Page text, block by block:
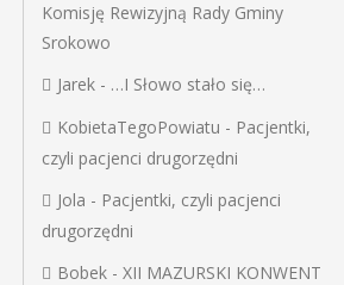
Komisję Rewizyjną Rady Gminy
Srokowo
Jarek - …I Słowo stało się…
KobietaTegoPowiatu - Pacjentki,
czyli pacjenci drugorzędni
Jola - Pacjentki, czyli pacjenci
drugorzędni
Bobek -XII MAZURSKI KONWENT